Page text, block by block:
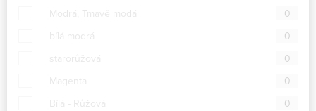
Modrá, Tmavě modá
0
bílá-modrá
0
starorůžová
0
Magenta
0
Bílá - Růžová
0